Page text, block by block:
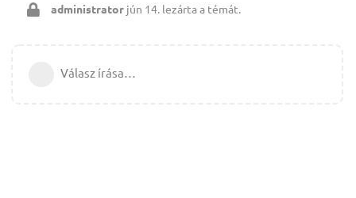
administrator jún 14. lezárta a témát.
Válasz írása…